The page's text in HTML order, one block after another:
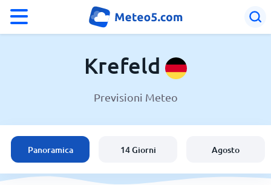
Germany
Italia
Krefeld
Previsioni Meteo
Panoramica 14 Giorni Agosto